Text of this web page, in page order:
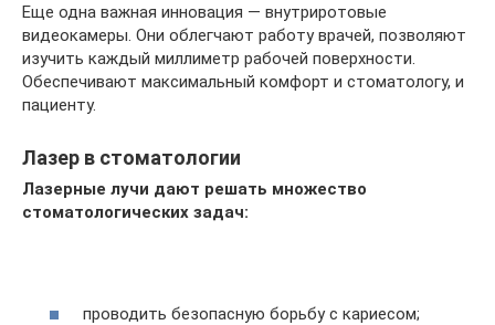
Еще одна важная инновация — внутриротовые
видеокамеры. Они облегчают работу врачей, позволяют
изучить каждый миллиметр рабочей поверхности.
Обеспечивают максимальный комфорт и стоматологу, и
пациенту.
Лазер в стоматологии
Лазерные лучи дают решать множество
стоматологических задач:
проводить безопасную борьбу с кариесом;